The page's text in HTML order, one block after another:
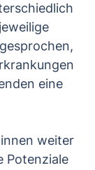
eine
weiter
Potenziale